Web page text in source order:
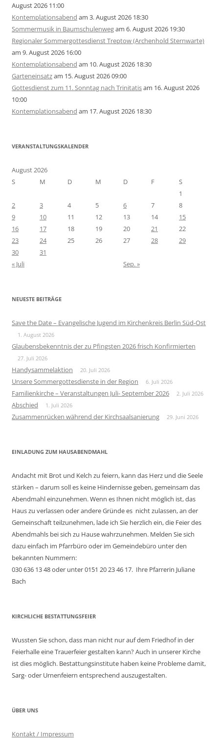
August 2026 11:00
Kontemplationsabend am 3. August 2026 18:30
Sommermusik in Baumschulenwegam 6. August 2026 19:30
Regionaler Sommergottesdienst Treptow (Archenhold Sternwarte)
am 9. August 2026 16:00
Kontemplationsabend am 10. August 2026 18:30
Garteneinsatzam 15. August 2026 09:00
Gottesdienst zum 11. Sonntag nach Trinitatisam 16. August 2026
10:00
Kontemplationsabend am 17. August 2026 18:30
VERANSTALTUNGSKALENDER
August 2026
S
M D M D F
S
1
2
3 4 5 6 7
8
9
10 11 12 13 14
15
16
17 18 19 20 21
22
23
24 25 26 27 28
29
30
31
« Juli
Sep. »
NEUESTE BEITRÄGE
Save the Date – Evangelische Jugend im Kirchenkreis Berlin Süd-Ost
1. August 2026
Glaubensbekenntnis der zu Pfingsten 2026 frisch Konfirmierten
27. Juli 2026
Handysammelaktion 20. Juli 2026
Unsere Sommergottesdienste in der Region 6. Juli 2026
Familienkirche – Veranstaltungen Juli- September 2026 2. Juli 2026
Abschied 1. Juli 2026
Zusammenrücken während der Kirchsaalsanierung 29. Juni 2026
EINLADUNG ZUM HAUSABENDMAHL
Andacht mit Brot und Kelch zu feiern, kann das Herz und die Seele
stärken – darum soll es keine Hindernisse geben, gemeinsam das
Abendmahl einzunehmen. Wenn es Ihnen nicht möglich ist, das
Haus zu verlassen oder andere Gründe es nicht zulassen, an der
Gemeinschaft teilzunehmen, lade ich Sie herzlich ein, die Feier des
Abendmahls bei sich zu Hause wahrzunehmen. Melden Sie sich
dazu einfach im Pfarrbüro oder im Gemeindebüro unter den
bekannten Nummern:
030 636 13 48 oder unter 0151 20 23 46 17. Ihre Pfarrerin Juliane
Bach
KIRCHLICHE BESTATTUNGSFEIER
Wussten Sie schon, dass man nicht nur auf dem Friedhof in der
Feierhalle eine Trauerfeier gestalten kann? Auch in unserer Kirche
ist dies möglich. Bestattungsinstitute haben keine Probleme damit,
Sarg- oder Urnenfeiern entsprechend auszugestalten.
ÜBER UNS
Kontakt / Impressum